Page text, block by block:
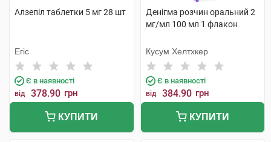
Алзепіл таблетки 5 мг 28 шт
Егіс
Є в наявності
від 378.90 грн
КУПИТИ
Денігма розчин оральний 2
мг/мл 100 мл 1 флакон
Кусум Хелтхкер
Є в наявності
від 384.90 грн
КУПИТИ